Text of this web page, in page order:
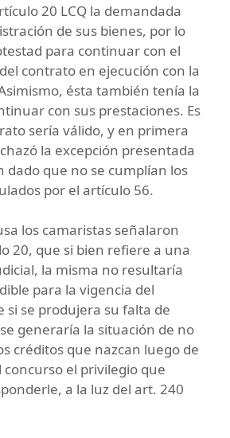
20 LCQ la demandada
de sus bienes, por lo
para continuar con el
contrato en ejecución con la
ésta también tenía la
con sus prestaciones. Es
sería válido, y en primera
la excepción presentada
dado que no se cumplían los
por el artículo 56.
los camaristas señalaron
20, que si bien refiere a una
la misma no resultaría
para la vigencia del
si se produjera su falta de
generaría la situación de no
créditos que nazcan luego de
el privilegio que
a la luz del art. 240